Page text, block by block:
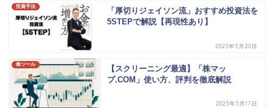
投資手法
「厚切りジェイソン流」おすすめ投資法を
5STEPで解説【再現性あり】
2025年5月20日
株ツール
【スクリーニング最適】「株マッ
プ.COM」使い方、評判を徹底解説
2025年5月17日